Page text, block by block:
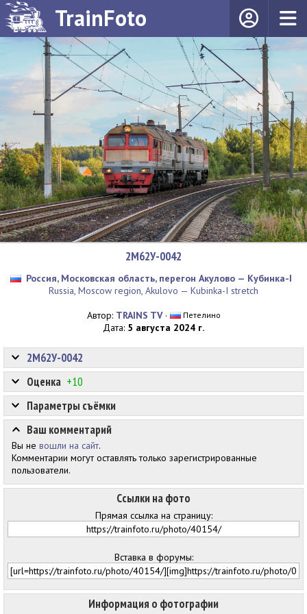
TrainFoto
2М62У-0042
Россия, Московская область, перегон Акулово — Кубинка-I
Russia, Moscow region, Akulovo — Kubinka-I stretch
Автор: TRAINS TV· Петелино
Дата: 5 августа 2024 г.
Информация о фотографии
Оценка +10
Ссылки на фото
Прямая ссылка на страницу:
Вставка в форумы:
2М62У-0042
Параметры съёмки
Ваш комментарий
Вы не вошли на сайт.
Комментарии могут оставлять только зарегистрированные
пользователи.